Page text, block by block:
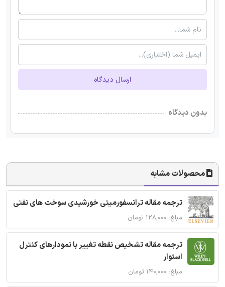
ارسال دیدگاه
بدون دیدگاه
محصولات مشابه
ترجمه مقاله ترانسفورمیتی خورشیدی سوخت های نفتی
مبلغ: ۱۲۸,۰۰۰ تومان
ترجمه مقاله تشخیص نقطه تغییر با نمودارهای کنترل
استوار
مبلغ: ۱۴۰,۰۰۰ تومان